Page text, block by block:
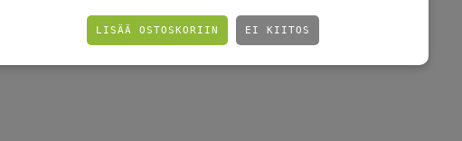
LISÄÄ OSTOSKORIIN EI KIITOS